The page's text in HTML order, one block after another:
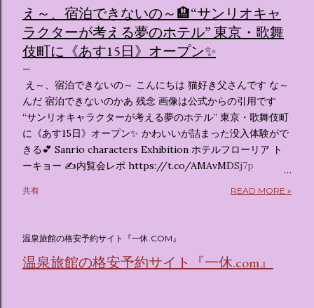
え～、宿泊できないの～🏨“サンリオキャ
ラクターが考える夢のホテル” 東京・歌舞
伎町に《あす15日》オープン✨️
え～、宿泊できないの～ こんにちは 猫好き父さんです な～
んだ 宿泊できないのかあ 残念 画像は公式からの引用です
“サンリオキャラクターが考える夢のホテル” 東京・歌舞伎町
に《あす15日》オープン✨️ かわいいが詰まった没入体験がで
きる💕 Sanrio characters Exhibition ホテルフローリア ト
ーキョー ✍️内覧会レポ https://t.co/AMAvMDSj7p
pic.twitter.com/sKx7uXeXHW — オリコンニュース
(@oricon) July 14, 2026 ホテルフローリア トーキョー
はなく、2026年7月15日から東京・新宿でスタートする サン
リオキャラクターズの体験型・没入型展示イベント の名称で
共有 READ MORE »
温泉旅館の格安予約サイト『一休.COM』
温泉旅館の格安予約サイト『一休.com』